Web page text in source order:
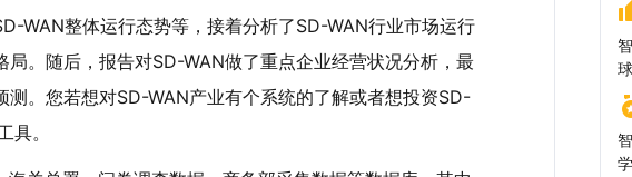
WAN整体运行态势等，接着分析了SD-WAN行业市场运行
局。随后，报告对SD-WAN做了重点企业经营状况分析，最
测。您若想对SD-WAN产业有个系统的了解或者想投资SD-
具。